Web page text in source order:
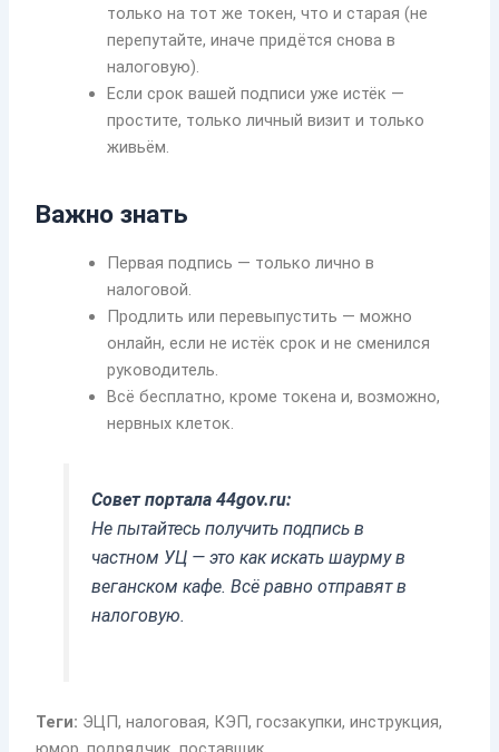
только на тот же токен, что и старая (не
перепутайте, иначе придётся снова в
налоговую).
Если срок вашей подписи уже истёк —
простите, только личный визит и только
живьём.
Важно знать
Первая подпись — только лично в
налоговой.
Продлить или перевыпустить — можно
онлайн, если не истёк срок и не сменился
руководитель.
Всё бесплатно, кроме токена и, возможно,
нервных клеток.
Совет портала 44gov.ru:
Не пытайтесь получить подпись в
частном УЦ — это как искать шаурму в
веганском кафе. Всё равно отправят в
налоговую.
Теги: ЭЦП, налоговая, КЭП, госзакупки, инструкция,